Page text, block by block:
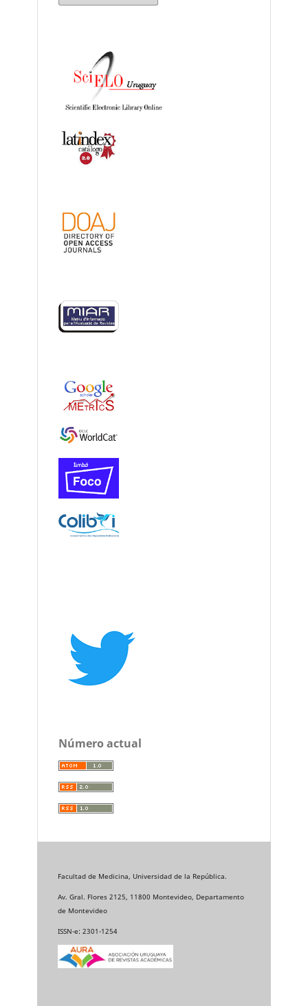
Número actual
Facultad de Medicina, Universidad de la República.
Av. Gral. Flores 2125, 11800 Montevideo, Departamento
de Montevideo
ISSN-e: 2301-1254